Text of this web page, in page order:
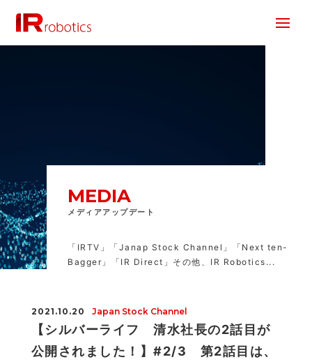
MEDIA
メディアアップデート
「IRTV」「Janap Stock Channel」「Next ten-
Bagger」「IR Direct」その他、IR Robotics...
2021.10.20 Japan Stock Channel
【シルバーライフ 清水社長の2話目が
公開されました！】#2/3 第2話目は、